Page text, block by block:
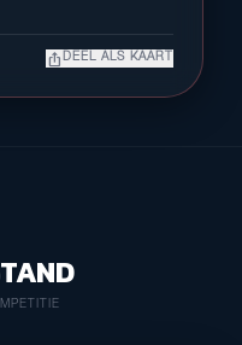
ios_share DEEL ALS KAART